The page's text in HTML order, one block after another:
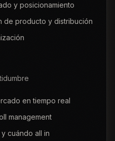
y posicionamiento
de producto y distribución
en tiempo real
management
cuándo all in